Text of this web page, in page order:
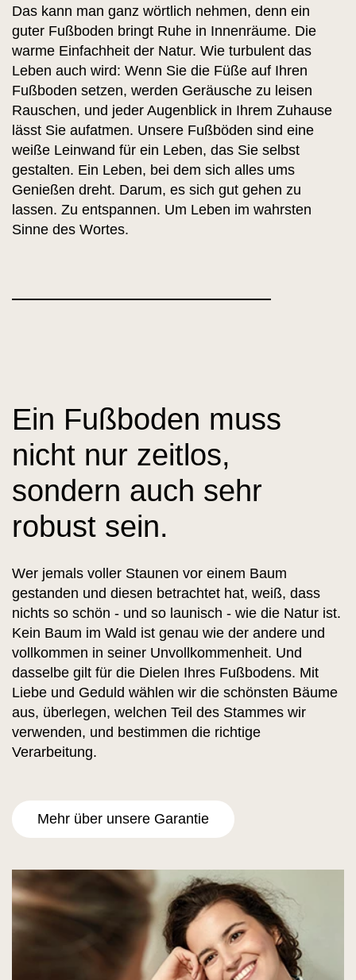
Das kann man ganz wörtlich nehmen, denn ein
guter Fußboden bringt Ruhe in Innenräume. Die
warme Einfachheit der Natur. Wie turbulent das
Leben auch wird: Wenn Sie die Füße auf Ihren
Fußboden setzen, werden Geräusche zu leisen
Rauschen, und jeder Augenblick in Ihrem Zuhause
lässt Sie aufatmen. Unsere Fußböden sind eine
weiße Leinwand für ein Leben, das Sie selbst
gestalten. Ein Leben, bei dem sich alles ums
Genießen dreht. Darum, es sich gut gehen zu
lassen. Zu entspannen. Um Leben im wahrsten
Sinne des Wortes.
Ein Fußboden muss
nicht nur zeitlos,
sondern auch sehr
robust sein.
Wer jemals voller Staunen vor einem Baum
gestanden und diesen betrachtet hat, weiß, dass
nichts so schön - und so launisch - wie die Natur ist.
Kein Baum im Wald ist genau wie der andere und
vollkommen in seiner Unvollkommenheit. Und
dasselbe gilt für die Dielen Ihres Fußbodens. Mit
Liebe und Geduld wählen wir die schönsten Bäume
aus, überlegen, welchen Teil des Stammes wir
verwenden, und bestimmen die richtige
Verarbeitung.
Mehr über unsere Garantie